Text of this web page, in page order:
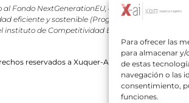
Para ofrecer las
para almacenar
de estas
navegación o las
consentimiento,
funciones.
Fondo NextGenerationEU, en el marco del Plan
y sostenible (Programa MOVES III
de Competitividad Empresarial (IVACE).
reservados a Xuquer-Arqing y sus